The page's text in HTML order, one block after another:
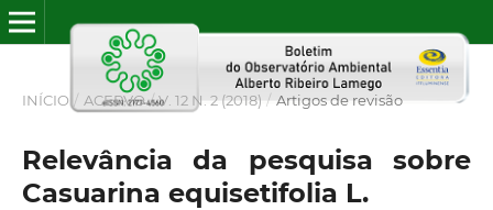
INÍCIO / ACERVO / V. 12 N. 2 (2018) / Artigos de revisão
Relevância da pesquisa sobre
Casuarina equisetifolia L.